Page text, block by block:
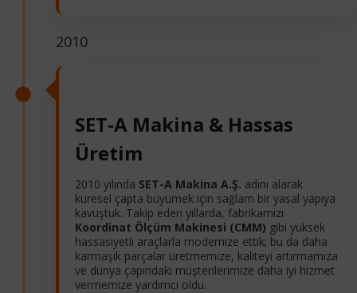
2010
SET-A Makina & Hassas
Üretim
2010 yılında SET-A Makina A.Ş. adını alarak
küresel çapta büyümek için sağlam bir yasal yapıya
kavuştuk. Takip eden yıllarda, fabrikamızı
Koordinat Ölçüm Makinesi (CMM) gibi yüksek
hassasiyetli araçlarla modernize ettik; bu da daha
karmaşık parçalar üretmemize, kaliteyi artırmamıza
ve dünya çapındaki müşterilerimize daha iyi hizmet
vermemize yardımcı oldu.